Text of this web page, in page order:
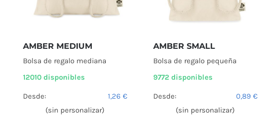
AMBER MEDIUM
Bolsa de regalo mediana
12010 disponibles
Desde: 1,26 €
(sin personalizar)
AMBER SMALL
Bolsa de regalo pequeña
9772 disponibles
Desde: 0,89 €
(sin personalizar)